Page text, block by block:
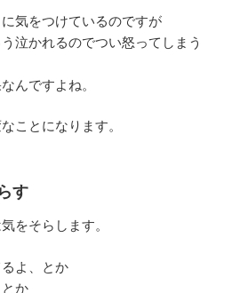
気をつけているのですが
泣かれるのでつい怒ってしまう
んですよね。
ことになります。
す
をそらします。
よ、とか
か